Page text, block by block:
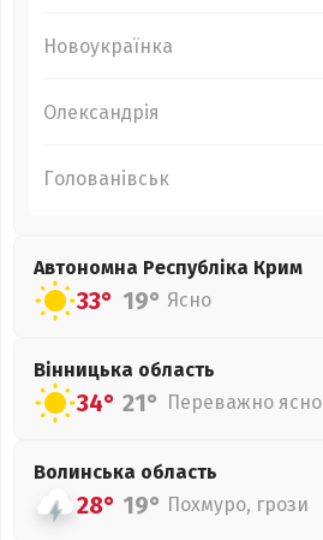
Новоукраїнка
Олександрія
Голованівськ
Автономна Республіка Крим
33° 19° Ясно
Вінницька область
34° 21° Переважно ясно
Волинська область
28° 19° Похмуро, грози